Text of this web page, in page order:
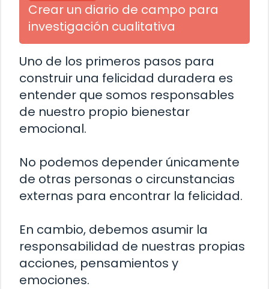
Crear un diario de campo para
investigación cualitativa
Uno de los primeros pasos para
construir una felicidad duradera es
entender que somos responsables
de nuestro propio bienestar
emocional.
No podemos depender únicamente
de otras personas o circunstancias
externas para encontrar la felicidad.
En cambio, debemos asumir la
responsabilidad de nuestras propias
acciones, pensamientos y
emociones.